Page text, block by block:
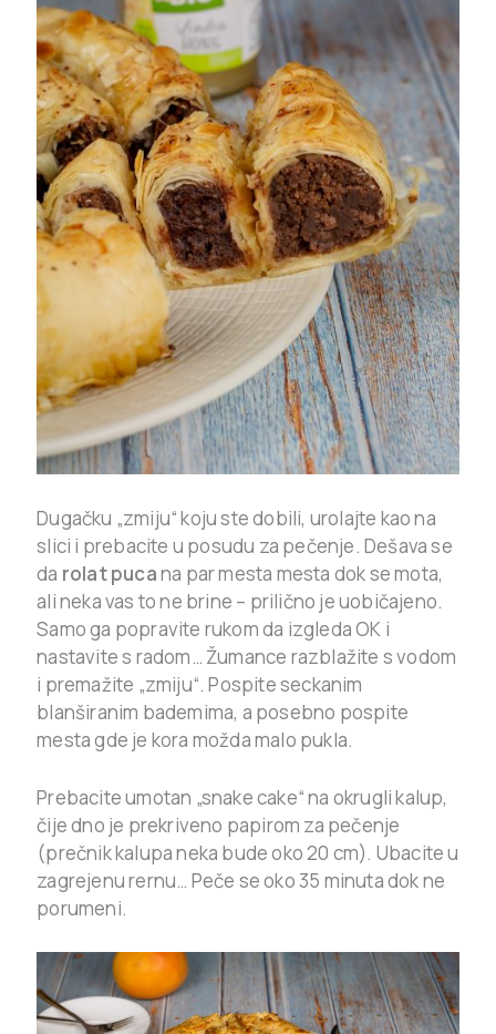
Dugačku „zmiju“ koju ste dobili, urolajte kao na
slici i prebacite u posudu za pečenje. Dešava se
da rolat pucana par mesta mesta dok se mota,
ali neka vas to ne brine – prilično je uobičajeno.
Samo ga popravite rukom da izgleda OK i
nastavite s radom… Žumance razblažite s vodom
i premažite „zmiju“. Pospite seckanim
blanširanim bademima, a posebno pospite
mesta gde je kora možda malo pukla.
Prebacite umotan „snake cake“ na okrugli kalup,
čije dno je prekriveno papirom za pečenje
(prečnik kalupa neka bude oko 20 cm). Ubacite u
zagrejenu rernu… Peče se oko 35 minuta dok ne
porumeni.